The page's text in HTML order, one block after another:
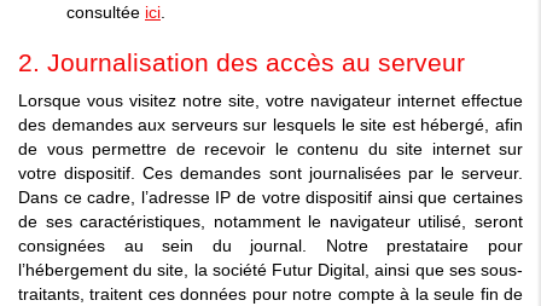
consultée ici
2. Journalisation des accès au serveur
Lorsque vous visitez notre site, votre navigateur internet effectue
des demandes aux serveurs sur lesquels le site est hébergé, afin
de vous permettre de recevoir le contenu du site internet sur
votre dispositif. Ces demandes sont journalisées par le serveur.
Dans ce cadre, l’adresse IP de votre dispositif ainsi que certaines
de ses caractéristiques, notamment le navigateur utilisé, seront
consignées au sein du journal. Notre prestataire pour
l’hébergement du site, la société Futur Digital, ainsi que ses sous-
traitants, traitent ces données pour notre compte à la seule fin de